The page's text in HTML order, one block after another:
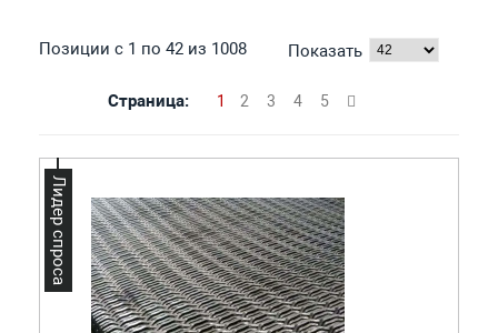
Позиции с 1 по 42 из 1008 Показать
Страница: 1 2 3 4 5
Лидер спроса